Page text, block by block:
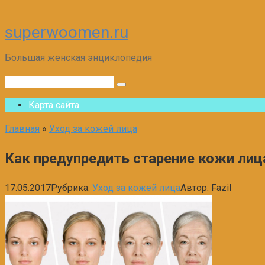
Перейти
к
контенту
superwoomen.ru
Большая женская энциклопедия
Карта сайта
Главная » Уход за кожей лица
Как предупредить старение кожи
17.05.2017Рубрика: Уход за кожей лицаАвтор: Fazil